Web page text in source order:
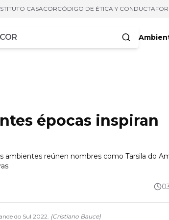
CASACORCÓDIGO DE ÉTICA Y CONDUCTA
épocas inspiran
ambientes reúnen nombres como Tarsila do
do Sul 2022. (Cristiano Bauce)